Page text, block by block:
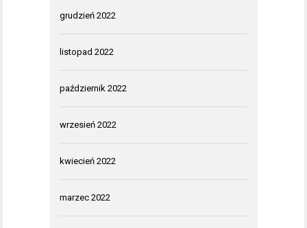
grudzień 2022
listopad 2022
październik 2022
wrzesień 2022
kwiecień 2022
marzec 2022